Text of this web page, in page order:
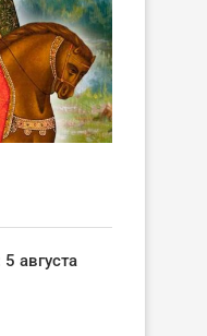
августа